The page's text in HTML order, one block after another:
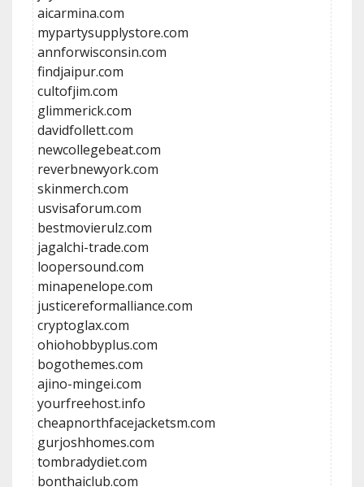
aicarmina.com
mypartysupplystore.com
annforwisconsin.com
findjaipur.com
cultofjim.com
glimmerick.com
davidfollett.com
newcollegebeat.com
reverbnewyork.com
skinmerch.com
usvisaforum.com
bestmovierulz.com
jagalchi-trade.com
loopersound.com
minapenelope.com
justicereformalliance.com
cryptoglax.com
ohiohobbyplus.com
bogothemes.com
ajino-mingei.com
yourfreehost.info
cheapnorthfacejacketsm.com
gurjoshhomes.com
tombradydiet.com
bonthaiclub.com